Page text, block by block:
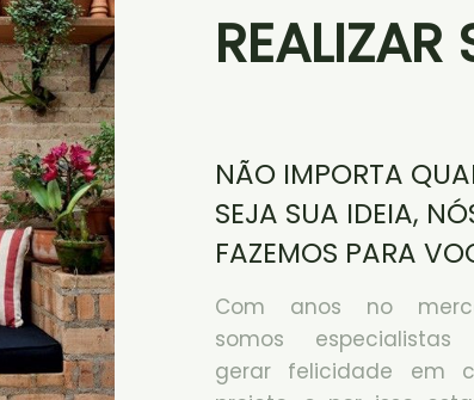
REALIZAR
NÃO IMPORTA
SEJA SUA IDEIA,
FAZEMOS PARA
Com anos no
somos
gerar felicidade em